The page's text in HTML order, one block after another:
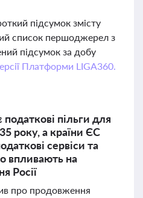
підсумок змісту
список першоджерел з
підсумок за добу
Платформи LIGA360.
пільги для
року, а країни ЄС
сервіси та
впливають на
Росії
про продовження